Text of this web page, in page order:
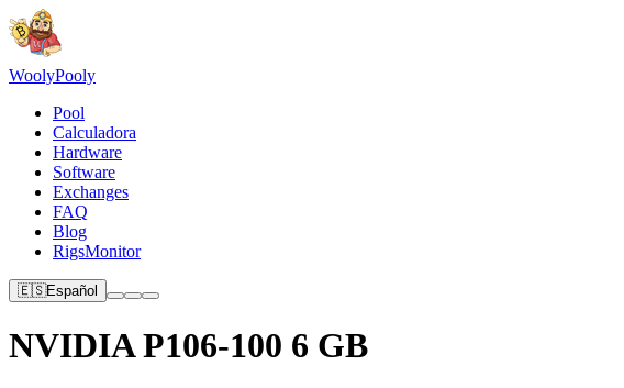
WoolyPooly
Pool
Calculadora
Hardware
Software
Exchanges
FAQ
Blog
RigsMonitor
🇪🇸Español
NVIDIA P106-100 6 GB